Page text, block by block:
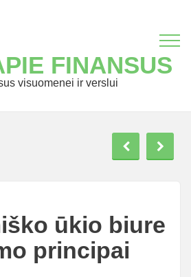
FINANSUS
visuomenei ir verslui
ūkio biure
principai